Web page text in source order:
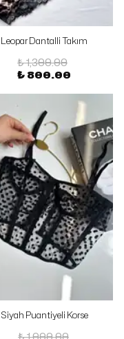
Leopar Dantalli Takım
₺ 1,300.00
₺ 800.00
Siyah Puantiyeli Korse